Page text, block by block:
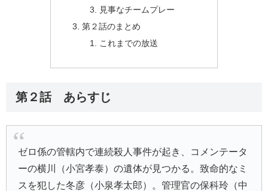
見事なチームプレー
第２話のまとめ
これまでの放送
第２話 あらすじ
ゼロ係の管轄内で連続殺人事件が起き、コメンテータ
ーの横川（小宮孝泰）の遺体が見つかる。致命的なミ
スを犯した冬彦（小泉孝太郎）。管理官の保科玲（中